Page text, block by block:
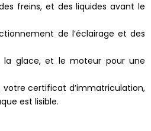
freins, et des liquides avant le
de l’éclairage et des
la glace, et le moteur pour une
votre certificat d’immatriculation,
est lisible.